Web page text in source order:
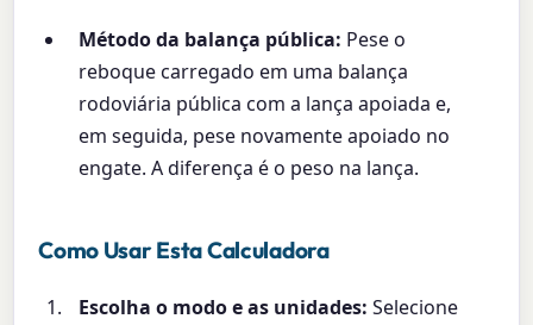
Método da balança pública: Pese o
reboque carregado em uma balança
rodoviária pública com a lança apoiada e,
em seguida, pese novamente apoiado no
engate. A diferença é o peso na lança.
Como Usar Esta Calculadora
Escolha o modo e as unidades: Selecione